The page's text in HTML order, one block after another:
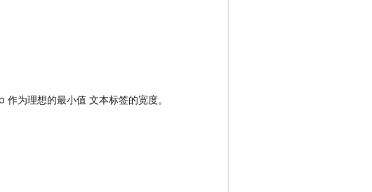
为理想的最小值 文本标签的宽度。